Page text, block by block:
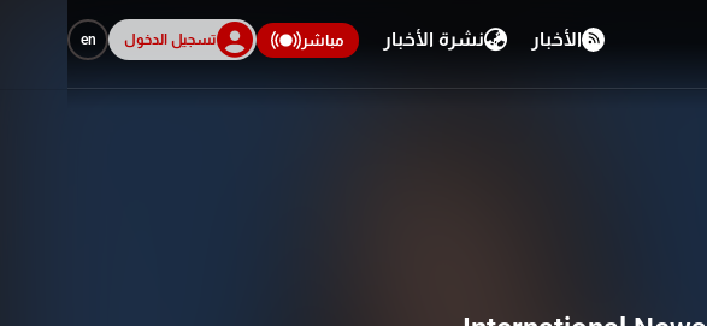
الأخبار نشرة الأخبار مباشر تسجيل الدخول en